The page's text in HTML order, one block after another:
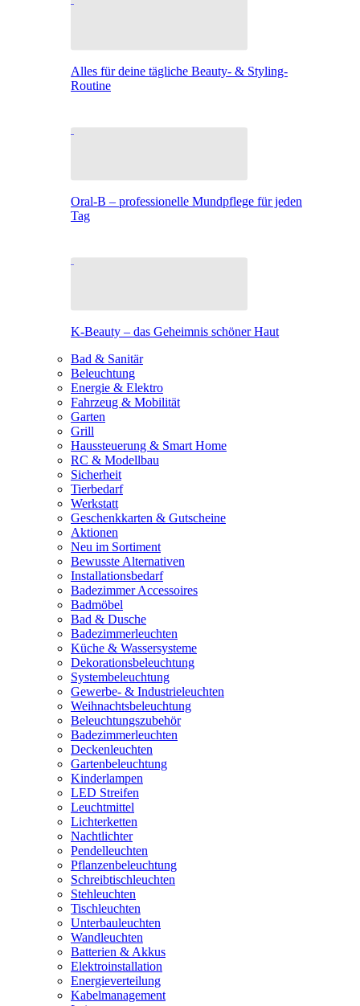
Alles für deine tägliche Beauty- & Styling-
Routine
Oral-B – professionelle Mundpflege für jeden
Tag
K-Beauty – das Geheimnis schöner Haut
Bad & Sanitär
Beleuchtung
Energie & Elektro
Fahrzeug & Mobilität
Garten
Grill
Haussteuerung & Smart Home
RC & Modellbau
Sicherheit
Tierbedarf
Werkstatt
Geschenkkarten & Gutscheine
Aktionen
Neu im Sortiment
Bewusste Alternativen
Installationsbedarf
Badezimmer Accessoires
Badmöbel
Bad & Dusche
Badezimmerleuchten
Küche & Wassersysteme
Dekorationsbeleuchtung
Systembeleuchtung
Gewerbe- & Industrieleuchten
Weihnachtsbeleuchtung
Beleuchtungszubehör
Badezimmerleuchten
Deckenleuchten
Gartenbeleuchtung
Kinderlampen
LED Streifen
Leuchtmittel
Lichterketten
Nachtlichter
Pendelleuchten
Pflanzenbeleuchtung
Schreibtischleuchten
Stehleuchten
Tischleuchten
Unterbauleuchten
Wandleuchten
Batterien & Akkus
Elektroinstallation
Energieverteilung
Kabelmanagement